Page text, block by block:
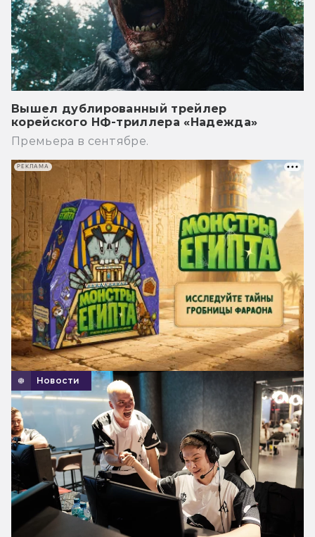
Вышел дублированный трейлер
корейского НФ-триллера «Надежда»
Премьера в сентябре.
Новости
РЕКЛАМА